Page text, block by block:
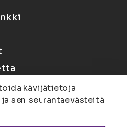
kävijätietoja
sen seurantaevästeitä